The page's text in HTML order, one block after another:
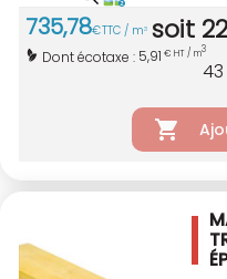
735,78€TTC / m3 soit 22
Dont écotaxe : 5,91 € HT / m3
43